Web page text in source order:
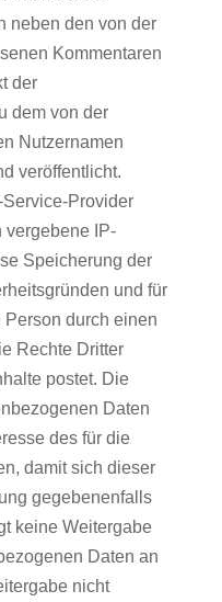
neben den von der
Kommentaren
der
dem von der
Nutzernamen
veröffentlicht.
Provider
vergebene IP-
Speicherung der
und für
durch einen
Rechte Dritter
postet. Die
Daten
des für die
damit sich dieser
gegebenenfalls
keine Weitergabe
Daten an
nicht